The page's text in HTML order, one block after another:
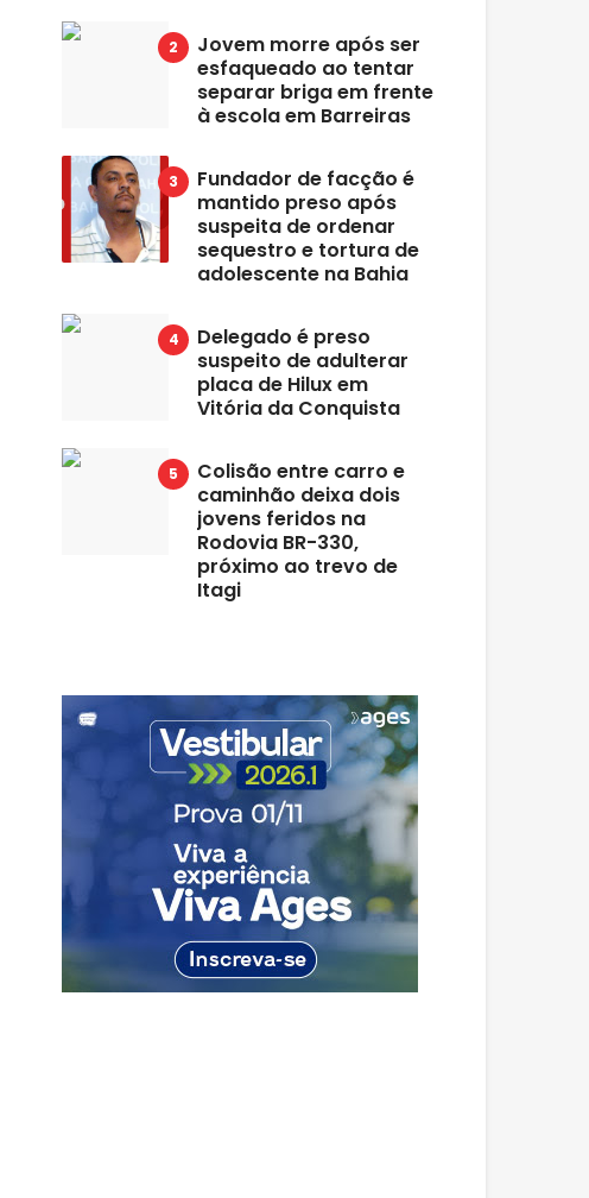
Jovem morre após ser
esfaqueado ao tentar
separar briga em frente
à escola em Barreiras
Fundador de facção é
mantido preso após
suspeita de ordenar
sequestro e tortura de
adolescente na Bahia
Delegado é preso
suspeito de adulterar
placa de Hilux em
Vitória da Conquista
Colisão entre carro e
caminhão deixa dois
jovens feridos na
Rodovia BR-330,
próximo ao trevo de
Itagi